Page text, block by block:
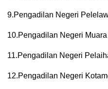
9.Pengadilan Negeri
10.Pengadilan Negeri
11.Pengadilan Negeri
12.Pengadilan Negeri